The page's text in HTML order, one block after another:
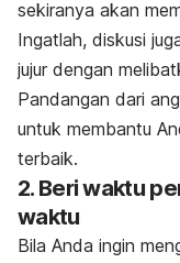
sekiranya akan
Ingatlah, diskusi
jujur dengan
Pandangan dari
untuk membantu
terbaik.
2. Beri waktu
waktu
Bila Anda ingin